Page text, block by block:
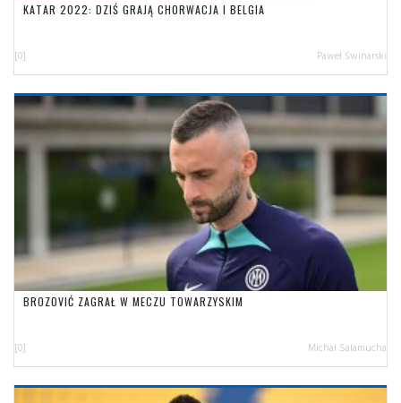
KATAR 2022: DZIŚ GRAJĄ CHORWACJA I BELGIA
[0] Paweł Świnarski
BROZOVIĆ ZAGRAŁ W MECZU TOWARZYSKIM
[0] Michał Salamucha